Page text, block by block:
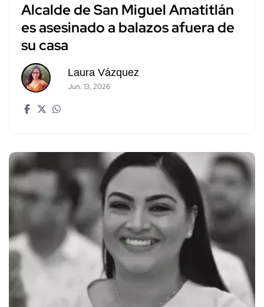
Alcalde de San Miguel Amatitlán
es asesinado a balazos afuera de
su casa
Laura Vázquez
Jun. 13, 2026